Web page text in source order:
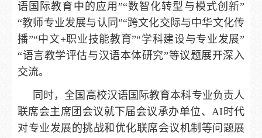
语国际教育中的应用”“数智化转型与模式创新”
“教师专业发展与认同”“跨文化交际与中华文化传
播”“中文+职业技能教育”“学科建设与专业发展”
“语言教学评估与汉语本体研究”等议题展开深入
交流。
同时，全国高校汉语国际教育本科专业负责人
联席会主席团会议就下届会议承办单位、AI时代
对专业发展的挑战和优化联席会议机制等问题展